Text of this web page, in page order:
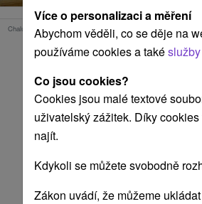
Více o personalizaci a měření
Abychom věděli, co se děje na
používáme cookies a také
Co jsou cookies?
Cookies jsou malé textové
uživatelský zážitek. Díky
najít.
Kdykoli se můžete svobodně
Zákon uvádí, že můžeme